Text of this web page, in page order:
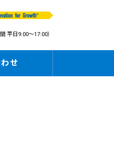
平日9:00〜17:00）
せ